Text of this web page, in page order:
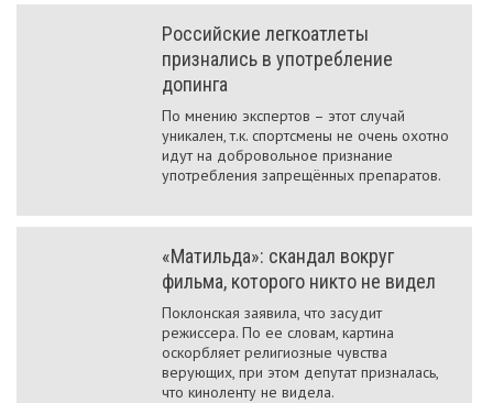
Российские легкоатлеты
признались в употребление
допинга
По мнению экспертов – этот случай
уникален, т.к. спортсмены не очень охотно
идут на добровольное признание
употребления запрещённых препаратов.
«Матильда»: скандал вокруг
фильма, которого никто не видел
Поклонская заявила, что засудит
режиссера. По ее словам, картина
оскорбляет религиозные чувства
верующих, при этом депутат призналась,
что киноленту не видела.